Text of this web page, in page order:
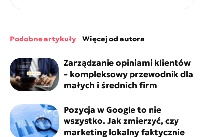
podobne artykuły więcej od autora
Zarządzanie opiniami klientów
– kompleksowy przewodnik dla
małych i średnich firm
Pozycja w Google to nie
wszystko. Jak zmierzyć, czy
marketing lokalny faktycznie